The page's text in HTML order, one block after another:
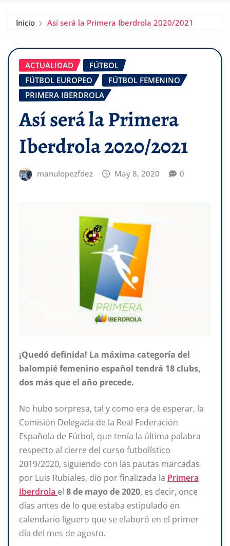
Inicio Así será la Primera Iberdrola 2020/2021
ACTUALIDAD
FÚTBOL
FÚTBOL EUROPEO
FÚTBOL FEMENINO
PRIMERA IBERDROLA
Así será la Primera
Iberdrola 2020/2021
manulopezfdez May 8, 2020 0
¡Quedó definida! La máxima categoría del
balompié femenino español tendrá 18 clubs,
dos más que el año precede.
No hubo sorpresa, tal y como era de esperar, la
Comisión Delegada de la Real Federación
Española de Fútbol, que tenía la última palabra
respecto al cierre del curso futbolístico
2019/2020, siguiendo con las pautas marcadas
por Luis Rubiales, dio por finalizada la Primera
Iberdrola el 8 de mayo de 2020, es decir, once
días antes de lo que estaba estipulado en
calendario liguero que se elaboró en el primer
día del mes de agosto.